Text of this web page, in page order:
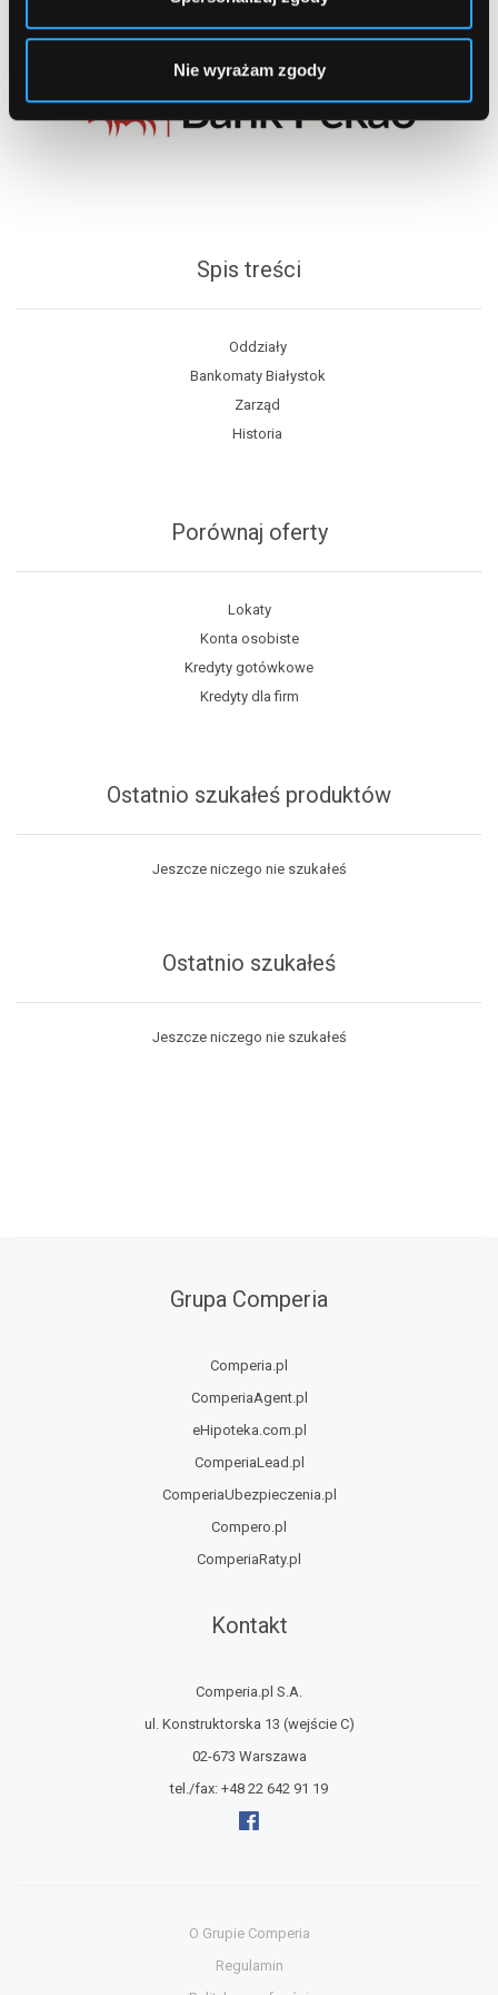
Nie wyrażam zgody
Spis treści
Oddziały
Bankomaty Białystok
Zarząd
Historia
Porównaj oferty
Lokaty
Konta osobiste
Kredyty gotówkowe
Kredyty dla firm
Ostatnio szukałeś produktów
Jeszcze niczego nie szukałeś
Ostatnio szukałeś
Jeszcze niczego nie szukałeś
Grupa Comperia
Comperia.pl
ComperiaAgent.pl
eHipoteka.com.pl
ComperiaLead.pl
ComperiaUbezpieczenia.pl
Compero.pl
ComperiaRaty.pl
Kontakt
Comperia.pl S.A.
ul. Konstruktorska 13 (wejście C)
02-673 Warszawa
tel./fax: +48 22 642 91 19
O Grupie Comperia
Regulamin